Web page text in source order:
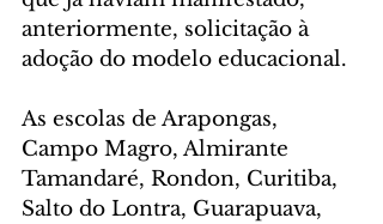
anteriormente, solicitação à
adoção do modelo educacional.
As escolas de Arapongas,
Campo Magro, Almirante
Tamandaré, Rondon, Curitiba,
Salto do Lontra, Guarapuava,